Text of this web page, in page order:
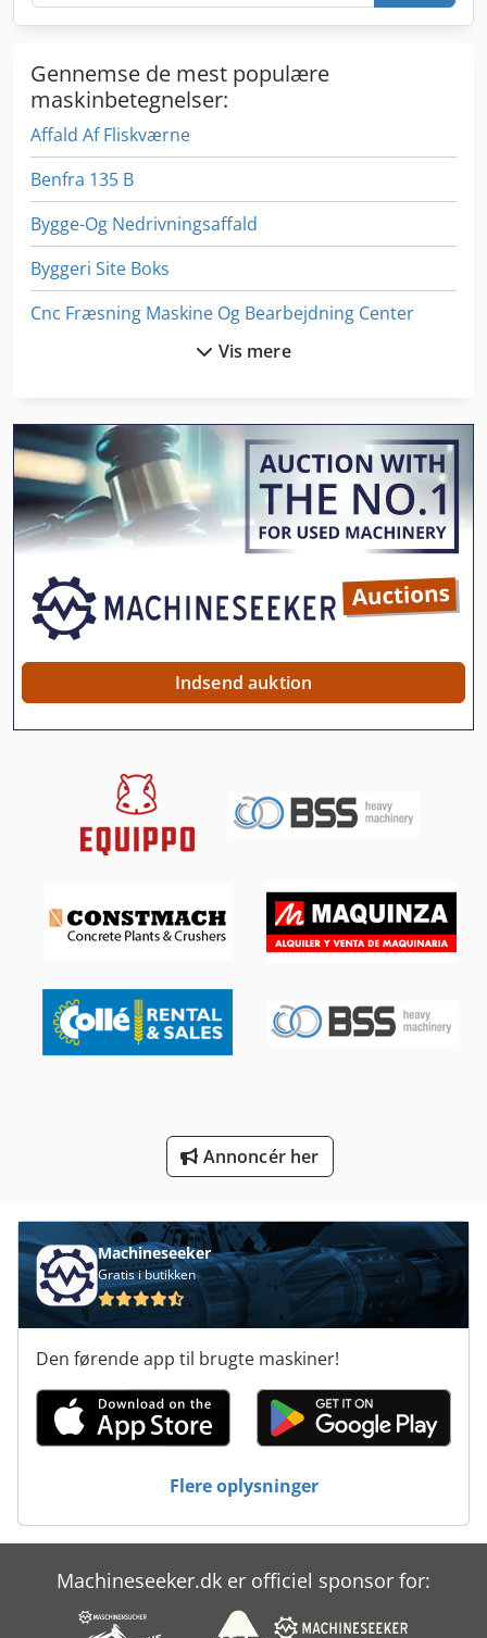
Annoncér her
Driftstimer: 98 t UDSTYR Sideforskydelig fræsearm Stort
certifikat
Gennemse de mest populære
maskinbetegnelser:
Affald Af Fliskværne
Benfra 135 B
Bygge-Og Nedrivningsaffald
Byggeri Site Boks
Cnc Fræsning Maskine Og Bearbejdning Center
Fngj 20
Fræsning Center
Fss 315
German
Håndtering Af
Idx 23
Model Opbygning
Platform Type Mb
Produktion Af Byggematerialer
Safmig 340 Bl
Så Fræsning Lang Hul
Vis mere
Indsend auktion
Machineseeker
Gratis i butikken
Den førende app til brugte maskiner!
Flere oplysninger
Machineseeker.dk er officiel sponsor for: